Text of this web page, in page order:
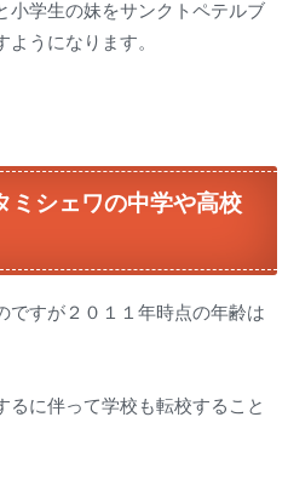
小学生の妹をサンクトペテルブ
ようになります。
ミシェワの中学や高校
ですが２０１１年時点の年齢は
るに伴って学校も転校すること